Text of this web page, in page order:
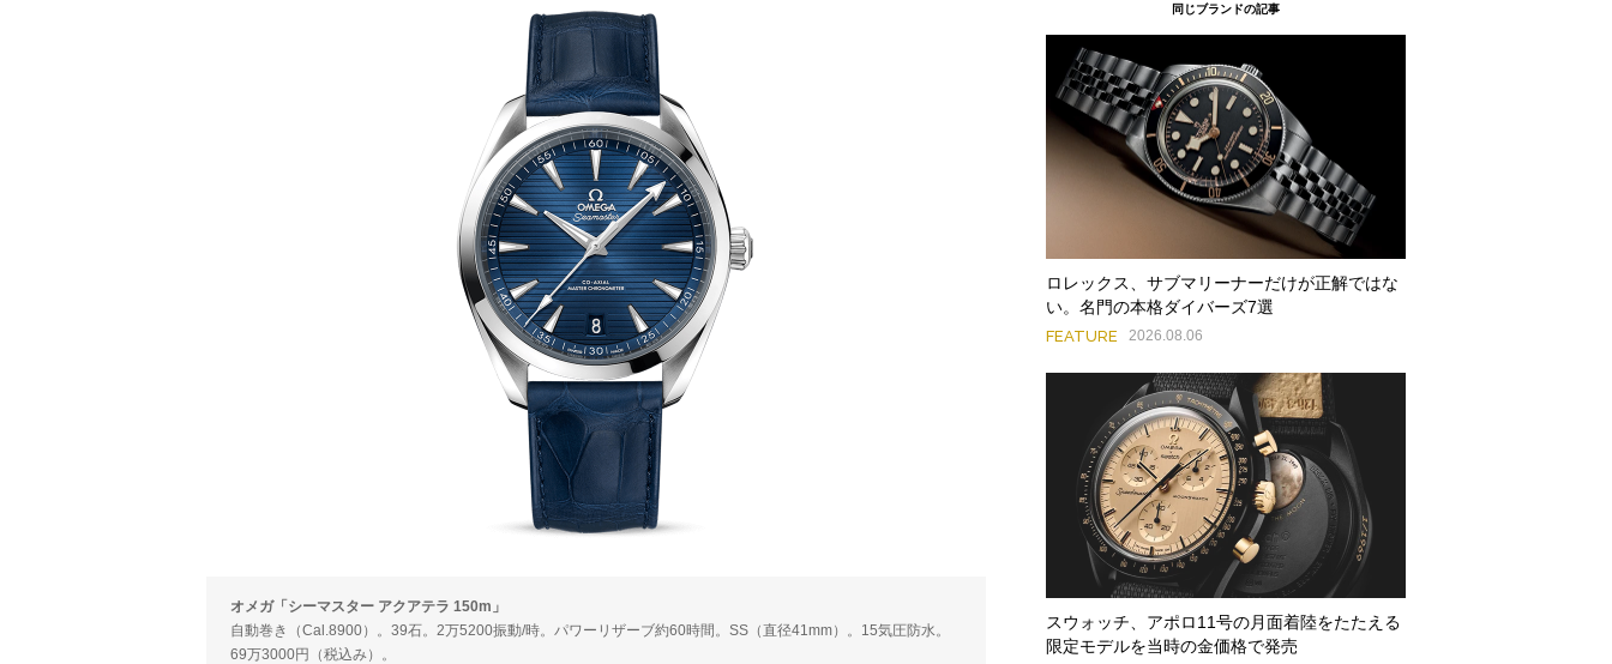
オメガ「シーマスター アクアテラ 150m」
自動巻き（Cal.8900）。39石。2万5200振動/時。パワーリザーブ約60時間。SS（直径41mm）。15気圧防水。
69万3000円（税込み）。
同じブランドの記事
ロレックス、サブマリーナーだけが正解ではな
い。名門の本格ダイバーズ7選
FEATURE 2026.08.06
スウォッチ、アポロ11号の月面着陸をたたえる
限定モデルを当時の金価格で発売